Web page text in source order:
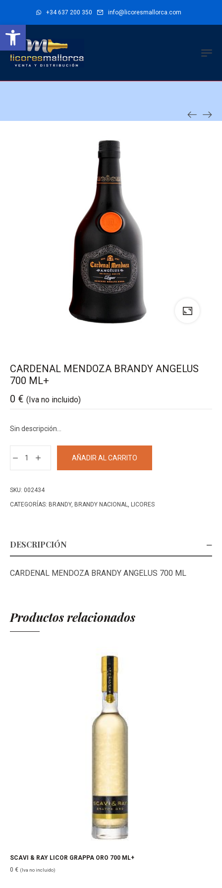
Abrir barra de herramientas
+34 637 200 350 info@licoresmallorca.com
CARDENAL MENDOZA BRANDY ANGELUS
700 ML+
0 € (Iva no incluido)
Sin descripción…
ANGELUS
700
AÑADIR AL CARRITO
SKU: 002434
CATEGORÍAS: BRANDY, BRANDY NACIONAL, LICORES
DESCRIPCIÓN
CARDENAL MENDOZA BRANDY ANGELUS 700 ML
Productos relacionados
SCAVI & RAY LICOR GRAPPA ORO 700 ML+
0 € (Iva no incluido)